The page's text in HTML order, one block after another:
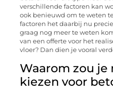
verschillende factoren kan
ook benieuwd om te weten
factoren het daarbij nu
graag nog meer te weten
van een offerte voor het
vloer? Dan dien je vooral
Waarom zou je
kiezen voor